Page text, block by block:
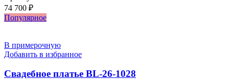
74 700 ₽
Популярное
В примерочную
Добавить в избранное
Свадебное платье BL-26-1028